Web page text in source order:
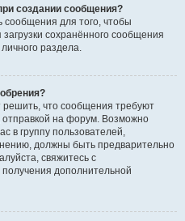
создании сообщения?
сообщения для того, чтобы
сохранённого сообщения
раздела.
что сообщения требуют
отправкой на форум. Возможно
в группу пользователей,
должны быть предварительно
свяжитесь с
дополнительной